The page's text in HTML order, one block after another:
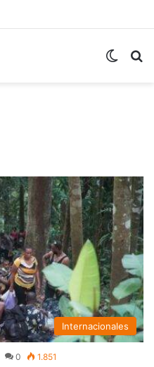
Internacionales
0 1.851